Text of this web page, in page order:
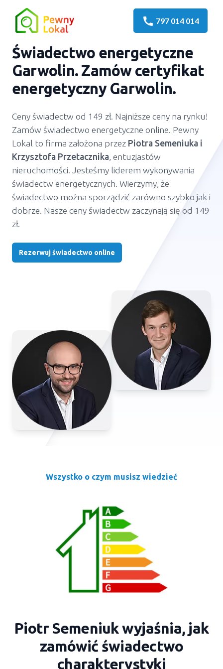
call 797 014 014
Świadectwo energetyczne
Garwolin. Zamów certyfikat
energetyczny Garwolin.
Ceny świadectw od 149 zł. Najniższe ceny na rynku!
Zamów świadectwo energetyczne online. Pewny
Lokal to firma założona przez Piotra Semeniuka i
Krzysztofa Przetacznika, entuzjastów
nieruchomości. Jesteśmy liderem wykonywania
świadectw energetycznych. Wierzymy, że
świadectwo można sporządzić zarówno szybko jak i
dobrze. Nasze ceny świadectw zaczynają się od 149
zł.
Rezerwuj świadectwo online
Wszystko o czym musisz wiedzieć
Piotr Semeniuk wyjaśnia, jak
zamówić świadectwo
charakterystyki